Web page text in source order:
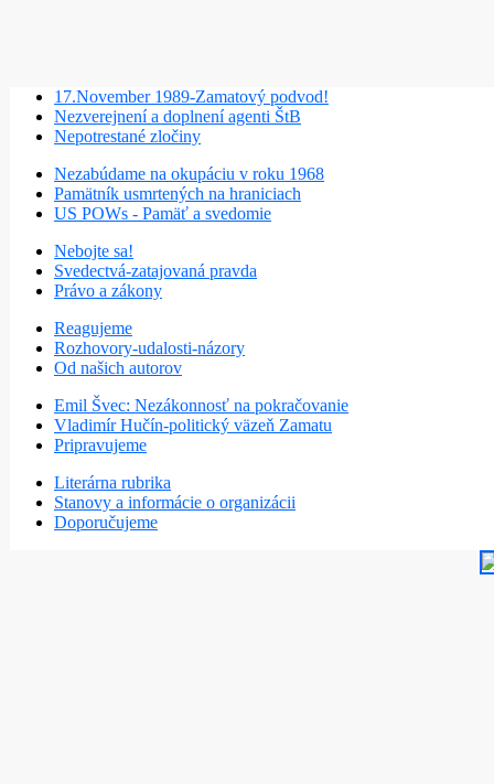
17.November 1989-Zamatový podvod!
Nezverejnení a doplnení agenti ŠtB
Nepotrestané zločiny
Nezabúdame na okupáciu v roku 1968
Pamätník usmrtených na hraniciach
US POWs - Pamäť a svedomie
Nebojte sa!
Svedectvá-zatajovaná pravda
Právo a zákony
Reagujeme
Rozhovory-udalosti-názory
Od našich autorov
Emil Švec: Nezákonnosť na pokračovanie
Vladimír Hučín-politický väzeň Zamatu
Pripravujeme
Literárna rubrika
Stanovy a informácie o organizácii
Doporučujeme